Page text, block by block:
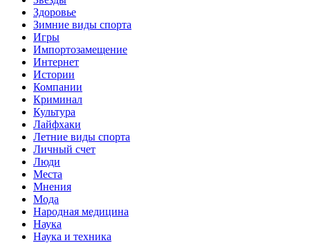
Здоровье
Зимние виды спорта
Игры
Импортозамещение
Интернет
Истории
Компании
Криминал
Культура
Лайфхаки
Летние виды спорта
Личный счет
Люди
Места
Мнения
Мода
Народная медицина
Наука
Наука и техника